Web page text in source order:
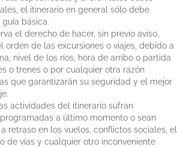
el itinerario en general sólo debe
básica.
el derecho de hacer, sin previo aviso,
orden de las excursiones o viajes, debido a
nivel de los ríos, hora de arribo o partida
o trenes o por cualquier otra razón
que garantizarán su seguridad y el mejor
actividades del itinerario sufran
a último momento o sean
retraso en los vuelos, conflictos sociales, el
de vías y cualquier otro inconveniente